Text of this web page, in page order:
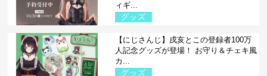
ィギ...
グッズ
【にじさんじ】戌亥とこの登録者100万
人記念グッズが登場！ お守り＆チェキ風
カ...
グッズ